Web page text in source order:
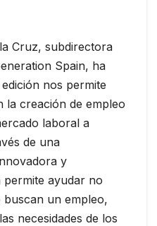
Cruz, subdirectora
Spain, ha
nos permite
la creación de empleo
laboral a
de una
y
ayudar no
un empleo,
necesidades de los